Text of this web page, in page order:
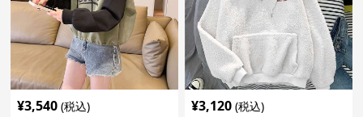
¥3,540 (税込) ¥3,120 (税込)